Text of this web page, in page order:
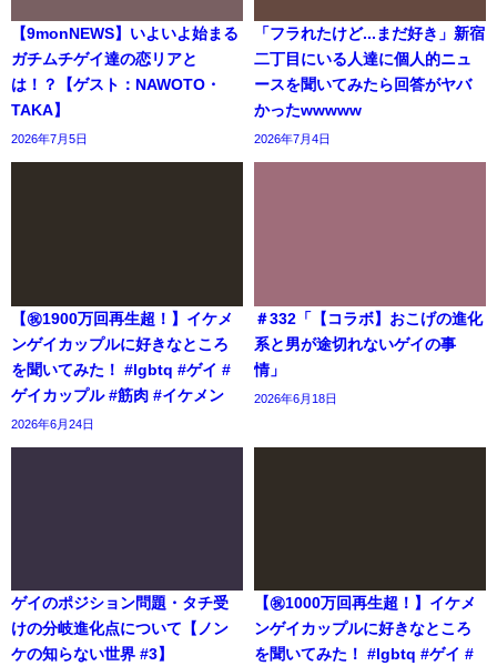
【9monNEWS】いよいよ始まる
ガチムチゲイ達の恋リアと
は！？【ゲスト：NAWOTO・
TAKA】
2026年7月5日
「フラれたけど...まだ好き」新宿
二丁目にいる人達に個人的ニュ
ースを聞いてみたら回答がヤバ
かったwwwww
2026年7月4日
【㊗️1900万回再生超！】イケメ
ンゲイカップルに好きなところ
を聞いてみた！ #lgbtq #ゲイ #
ゲイカップル #筋肉 #イケメン
2026年6月24日
＃332「【コラボ】おこげの進化
系と男が途切れないゲイの事
情」
2026年6月18日
ゲイのポジション問題・タチ受
けの分岐進化点について【ノン
ケの知らない世界 #3】
【㊗️1000万回再生超！】イケメ
ンゲイカップルに好きなところ
を聞いてみた！ #lgbtq #ゲイ #